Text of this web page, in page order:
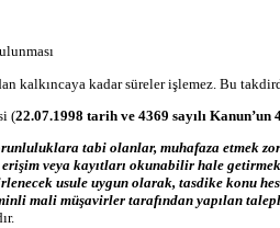
kadar süreler işlemez. Bu
(22.07.1998 tarih ve 4369 sayılı
tabi olanlar, muhafaza
veya kayıtları okunabilir hale
usule uygun olarak, tasdike konu
mali müşavirler tarafından yapılan